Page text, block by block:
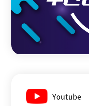
Youtube